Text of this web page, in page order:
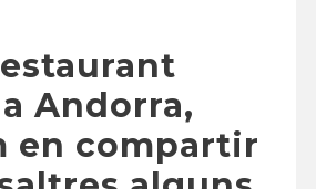
Andorra,
en compartir